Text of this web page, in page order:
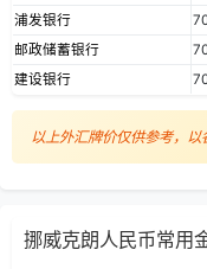
浦发银行
邮政储蓄银行
建设银行
以上外汇牌价仅供参考，以
挪威克朗人民币常用